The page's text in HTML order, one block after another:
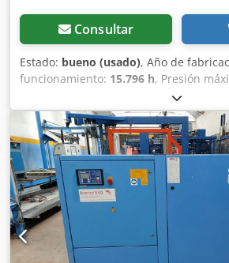
Consultar
Estado: bueno (usado), Año de
funcionamiento: 15.796 h, Presión
18,4 m3/h Potencia nominal: 110 kW
Tensión de red del compresor: 400 V /
red del secador: 400 V / 50 Hz El
mantenido regularmente, fuera de
años.